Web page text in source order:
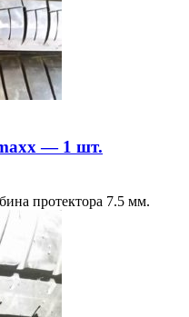
— 1 шт.
протектора 7.5 мм.